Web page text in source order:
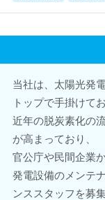
当社は、太陽光発
トップで手掛けて
近年の脱炭素化の
が高まっており、
官公庁や民間企業
発電設備のメンテ
ンススタッフを募